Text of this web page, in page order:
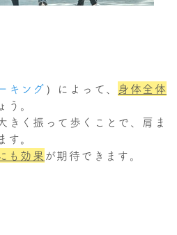
キング）によって、 身体全体
う。
きく振って歩くことで、肩ま
。
も効果が期待できます。